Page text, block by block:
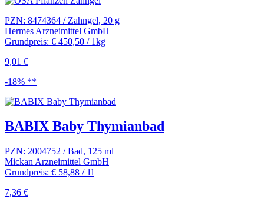
PZN: 8474364 / Zahngel, 20 g
Hermes Arzneimittel GmbH
Grundpreis: € 450,50 / 1kg
9,01 €
-18% **
BABIX Baby Thymianbad
PZN: 2004752 / Bad, 125 ml
Mickan Arzneimittel GmbH
Grundpreis: € 58,88 / 1l
7,36 €